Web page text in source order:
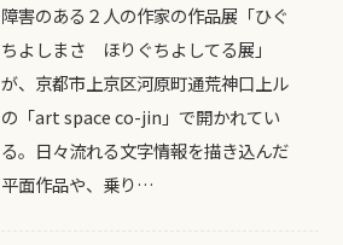
障害のある２人の作家の作品展「ひぐ
ちよしまさ ほりぐちよしてる展」
が、京都市上京区河原町通荒神口上ル
の「art space co-jin」で開かれてい
る。日々流れる文字情報を描き込んだ
平面作品や、乗り…